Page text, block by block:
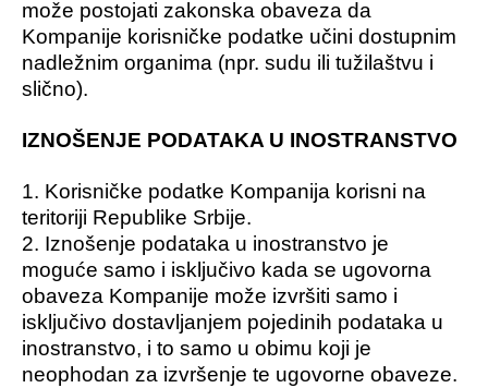
može postojati zakonska obaveza da
Kompanije korisničke podatke učini dostupnim
nadležnim organima (npr. sudu ili tužilaštvu i
slično).
IZNOŠENJE PODATAKA U INOSTRANSTVO
1. Korisničke podatke Kompanija korisni na
teritoriji Republike Srbije.
2. Iznošenje podataka u inostranstvo je
moguće samo i isključivo kada se ugovorna
obaveza Kompanije može izvršiti samo i
isključivo dostavljanjem pojedinih podataka u
inostranstvo, i to samo u obimu koji je
neophodan za izvršenje te ugovorne obaveze.